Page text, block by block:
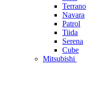
Terrano
Navara
Patrol
Tiida
Serena
Cube
Mitsubishi